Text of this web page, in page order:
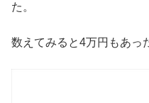
た。
数えてみると4万円もあっ